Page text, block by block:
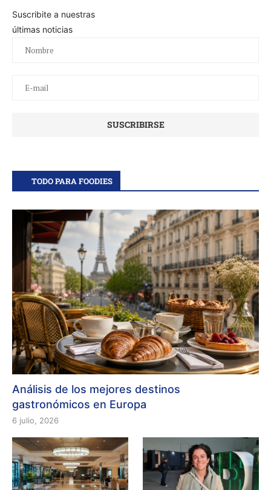
Suscribite a nuestras
últimas noticias
TODO PARA FOODIES
Análisis de los mejores destinos
gastronómicos en Europa
6 julio, 2026